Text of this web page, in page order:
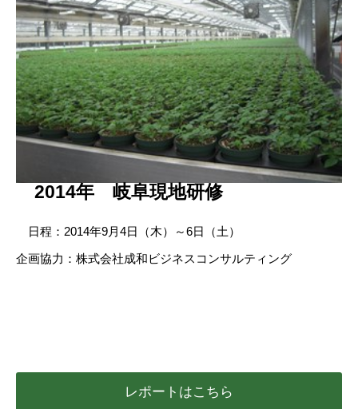
2014年 岐阜現地研修
日程：2014年9月4日（木）～6日（土）
企画協力：株式会社成和ビジネスコンサルティング
レポートはこちら